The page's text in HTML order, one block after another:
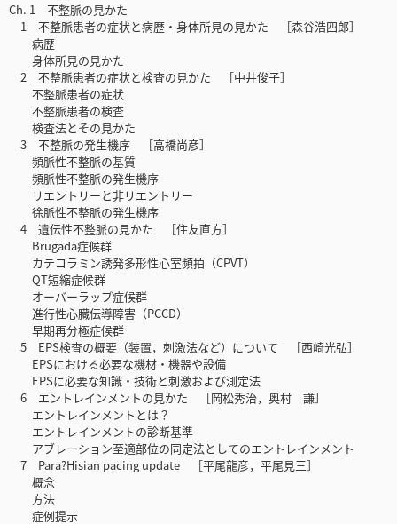
Ch. 1 不整脈の見かた
1 不整脈患者の症状と病歴・身体所見の見かた ［森谷浩四郎］
病歴
身体所見の見かた
2 不整脈患者の症状と検査の見かた ［中井俊子］
不整脈患者の症状
不整脈患者の検査
検査法とその見かた
3 不整脈の発生機序 ［高橋尚彦］
頻脈性不整脈の基質
頻脈性不整脈の発生機序
リエントリーと非リエントリー
徐脈性不整脈の発生機序
4 遺伝性不整脈の見かた ［住友直方］
Brugada症候群
カテコラミン誘発多形性心室頻拍（CPVT）
QT短縮症候群
オーバーラップ症候群
進行性心臓伝導障害（PCCD）
早期再分極症候群
5 EPS検査の概要（装置，刺激法など）について ［西崎光弘］
EPSにおける必要な機材・機器や設備
EPSに必要な知識・技術と刺激および測定法
6 エントレインメントの見かた ［岡松秀治，奥村 謙］
エントレインメントとは？
エントレインメントの診断基準
アブレーション至適部位の同定法としてのエントレインメント
7 Para?Hisian pacing update ［平尾龍彦，平尾見三］
概念
方法
症例提示